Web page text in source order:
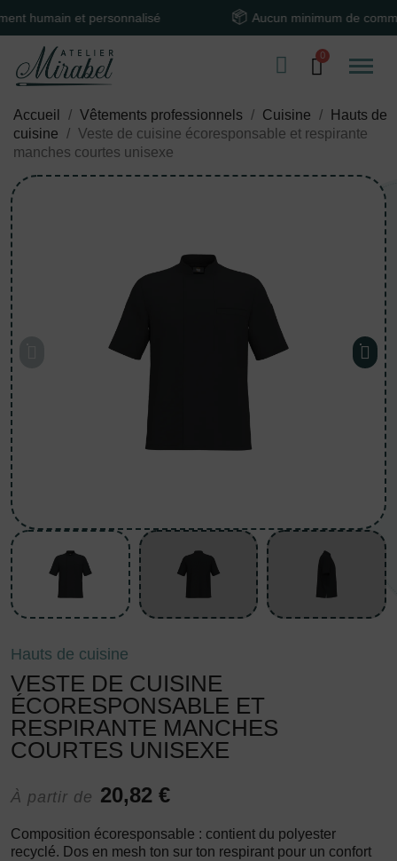
et personnalisé Aucun minimum de commande
Accueil Vêtements professionnels Cuisine
Hauts de
cuisine
Veste de cuisine écoresponsable et respirante
manches courtes unisexe
Hauts de cuisine
VESTE DE CUISINE
ÉCORESPONSABLE ET
RESPIRANTE MANCHES
COURTES UNISEXE
À partir de 20,82 €
Composition écoresponsable : contient du polyester
recyclé. Dos en mesh ton sur ton respirant pour un confort